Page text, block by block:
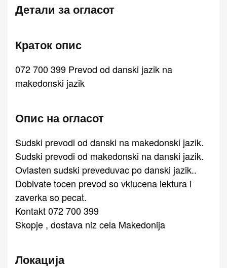
Детали за огласот
Краток опис
072 700 399 Prevod od danski jazik na
makedonski jazik
Опис на огласот
Sudski prevodi od danski na makedonski jazik.
Sudski prevodi od makedonski na danski jazik.
Ovlasten sudski preveduvac po danski jazik..
Dobivate tocen prevod so vklucena lektura i
zaverka so pecat.
Kontakt 072 700 399
Skopje , dostava niz cela Makedonija
Локација